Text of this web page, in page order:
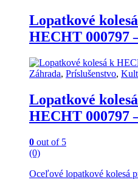
Lopatkové
HECHT 000797
Záhrada, Príslušenstvo,
Lopatkové
HECHT 000797
0 out of 5
(0)
Oceľové lopatkové kolesá